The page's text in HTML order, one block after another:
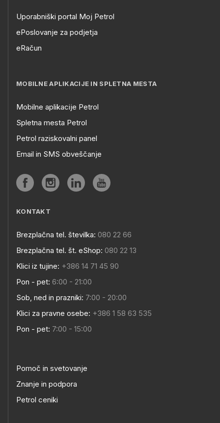
Uporabniški portal Moj Petrol
ePoslovanje za podjetja
eRačun
MOBILNE APLIKACIJE IN SPLETNA MESTA
Mobilne aplikacije Petrol
Spletna mesta Petrol
Petrol raziskovalni panel
Email in SMS obveščanje
KONTAKT
Brezplačna tel. številka: 080 22 66
Brezplačna tel. št. eShop: 080 22 13
Klici iz tujine: +386 14 71 45 90
Pon - pet: 6:00 - 21:00
Sob, ned in prazniki: 7:00 - 20:00
Klici za pravne osebe: +386 1 58 63 535
Pon - pet: 7:00 - 15:00
Pomoč in svetovanje
Znanje in podpora
Petrol ceniki